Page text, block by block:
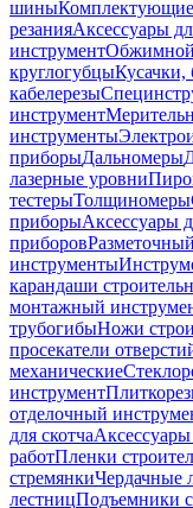
шиныКомплектующие
резанияАксессуары
инструментОбжимной
круглогубцыКусачки,
кабелерезы
инструмент
инструменты
приборыДальномеры
лазерные уровни
тестерыТолщиномеры
приборыАксессуары
приборов
инструменты
карандаши
монтажный
трубогибыНожи
просекатели
механические
инструмент
отделочный
для скотча
работПленки
стремянкиЧердачные
лестницПодъемники